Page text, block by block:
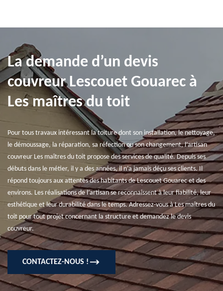
La demande d’un devis
couvreur Lescouet Gouarec à
Les maîtres du toit
Pour tous travaux intéressant la toiture dont son installation, le nettoyage,
le démoussage, la réparation, sa réfection ou son changement, l’artisan
couvreur Les maîtres du toit propose des services de qualité. Depuis ses
débuts dans le métier, il y a des années, il n’a jamais déçu ses clients. Il
répond toujours aux attentes des habitants de Lescouet Gouarec et des
environs. Les réalisations de l’artisan se reconnaissent à leur fiabilité, leur
esthétique et leur durabilité dans le temps. Adressez-vous à Les maîtres du
toit pour tout projet concernant la structure et demandez le devis
couvreur.
CONTACTEZ-NOUS !